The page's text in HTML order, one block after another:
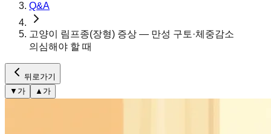
Q&A
고양이 림프종(장형) 증상 — 만성 구토·체중감소
의심해야 할 때
뒤로가기
▼ 가 ▲ 가